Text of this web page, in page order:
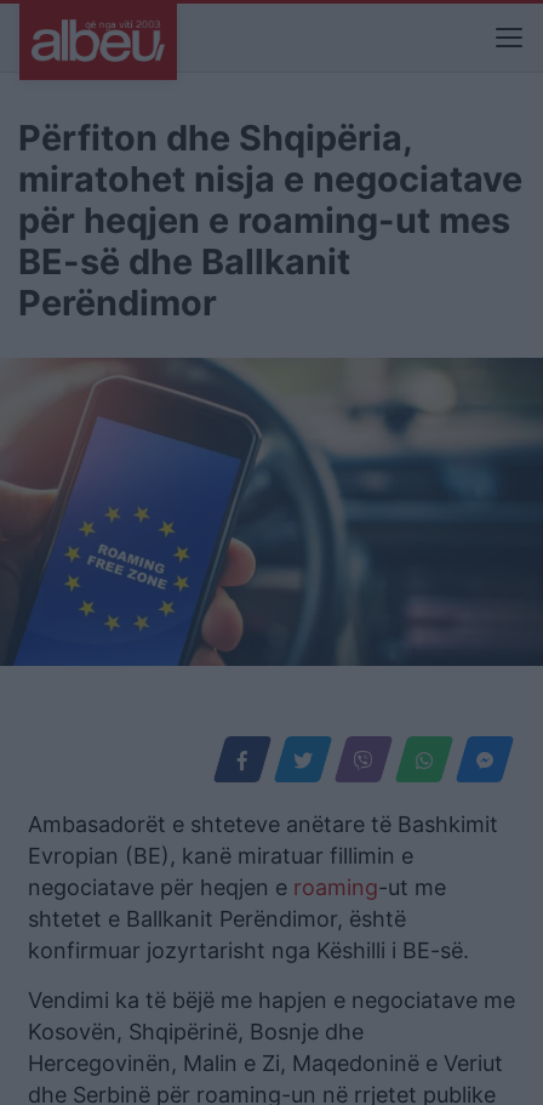
Përfiton dhe Shqipëria,
miratohet nisja e negociatave
për heqjen e roaming-ut mes
BE-së dhe Ballkanit
Perëndimor
Ambasadorët e shteteve anëtare të Bashkimit
Evropian (BE), kanë miratuar fillimin e
negociatave për heqjen e roaming-ut me
shtetet e Ballkanit Perëndimor, është
konfirmuar jozyrtarisht nga Këshilli i BE-së.
Vendimi ka të bëjë me hapjen e negociatave me
Kosovën, Shqipërinë, Bosnje dhe
Hercegovinën, Malin e Zi, Maqedoninë e Veriut
dhe Serbinë për roaming-un në rrjetet publike